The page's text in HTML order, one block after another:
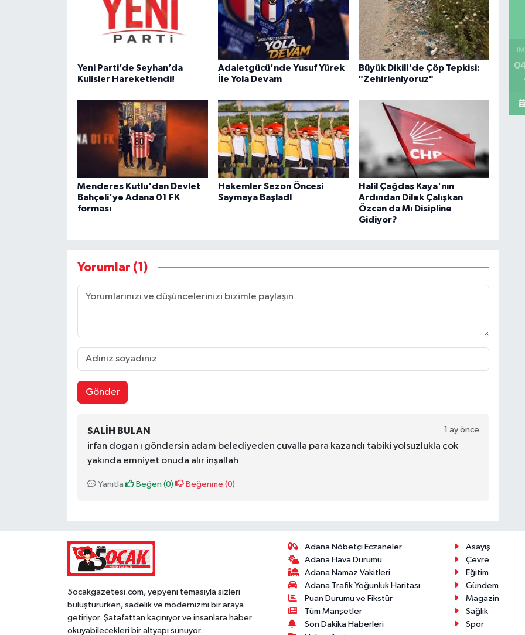
Yeni Parti’de Seyhan’da
Kulisler Hareketlendi!
Adaletgücü'nde Yusuf Yürek
İle Yola Devam
Büyük Dikili'de Çöp Tepkisi:
"Zehirleniyoruz"
Menderes Kutlu'dan Devlet
Bahçeli'ye Adana 01 FK
forması
Hakemler Sezon Öncesi
Saymaya BaşladI
Halil Çağdaş Kaya'nın
Ardından Dilek Çalışkan
Özcan da Mı Disipline
Gidiyor?
Yorumlar (1)
Gönder
SALIH BULAN 1 ay önce
irfan dogan ı göndersin adam belediyeden çuvalla para kazandı tabiki yolsuzlukla çok
yakında emniyet onuda alır inşallah
Yanıtla Beğen (0) Beğenme (0)
5ocakgazetesi.com, yepyeni temasıyla sizleri
buluştururken, sadelik ve modernizmi bir araya
getiriyor. Şatafattan kaçınıyor ve insanlara haber
okuyabilecekleri bir altyapı sunuyor.
Adana Nöbetçi Eczaneler
Adana Hava Durumu
Adana Namaz Vakitleri
Adana Trafik Yoğunluk Haritası
Puan Durumu ve Fikstür
Tüm Manşetler
Son Dakika Haberleri
Asayiş
Çevre
Eğitim
Gündem
Magazin
Sağlık
Spor